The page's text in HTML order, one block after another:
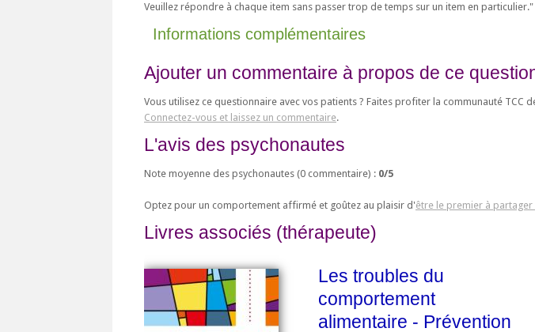
Veuillez répondre à chaque item sans passer trop de temps sur un item en particulier."
Informations complémentaires
Ajouter un commentaire à propos de ce
Vous utilisez ce questionnaire avec vos patients ? Faites profiter la communauté TCC
Connectez-vous et laissez un commentaire.
L'avis des psychonautes
Note moyenne des psychonautes (0 commentaire) : 0/5
Optez pour un comportement affirmé et goûtez au plaisir d'être le premier à
Livres associés (thérapeute)
Les troubles du
comportement
alimentaire - Prévention